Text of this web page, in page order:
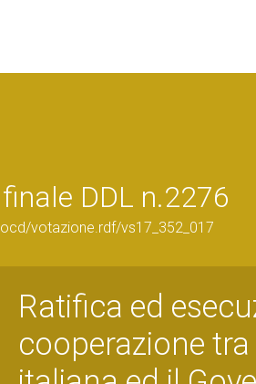
DDL n.2276
votazione.rdf/vs17_352_017
Ratifica ed
cooperazione